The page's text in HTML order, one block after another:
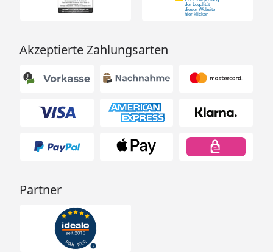
Akzeptierte Zahlungsarten
Partner